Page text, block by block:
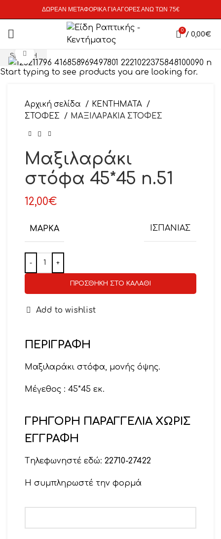
ΔΩΡΕΑΝ ΜΕΤΑΦΟΡΙΚΑ ΓΙΑ ΑΓΟΡΕΣ ΑΝΩ ΤΩΝ 75€
0 / 0,00€
Click to enlarge
Αρχική σελίδα
ΚΕΝΤΗΜΑΤΑ
ΣΤΟΦΕΣ
ΜΑΞΙΛΑΡΑΚΙΑ ΣΤΟΦΕΣ
Μαξιλαράκι
στόφα 45*45 n.51
12,00€
ΜΆΡΚΑ ΙΣΠΑΝΙΑΣ
ΠΡΟΣΘΉΚΗ ΣΤΟ ΚΑΛΆΘΙ
Add to wishlist
ΠΕΡΙΓΡΑΦΉ
Μαξιλαράκι στόφα, μονής όψης.
Μέγεθος : 45*45 εκ.
ΓΡΗΓΟΡΗ ΠΑΡΑΓΓΕΛΙΑ ΧΩΡΙΣ
ΕΓΓΡΑΦΗ
Tηλεφωνηστέ εδώ: 22710-27422
Η συμπληρωστέ την φορμά
SEARCH
Start typing to see products you are looking for.